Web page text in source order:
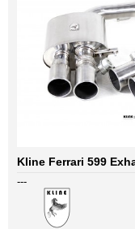
Kline Ferrari 599
---